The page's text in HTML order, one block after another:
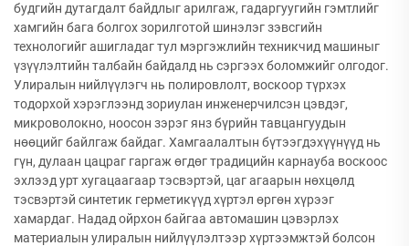
будгийн дутагдалт байдлыг арилгаж, гадаргуугийн гэмтлийг
хамгийн бага болгох зорилготой шинэлэг зэвсгийн
технологийг ашигладаг тул мэргэжлийн техникчид машиныг
үзүүлэлтийн талбайн байдалд нь сэргээх боломжийг олгодог.
Улиралын нийлүүлэгч нь полировлолт, воскоор түрхэх
тодорхой хэрэглээнд зориулан инженерчилсэн цэвдэг,
микроволокно, ноосон зэрэг янз бүрийн тавцангуудын
нөөцийг байлгаж байдаг. Хамгаалалтын бүтээгдэхүүнүүд нь
гүн, дулаан цацраг гаргаж өгдөг традицийн карнауба воскоос
эхлээд урт хугацаагаар тэсвэртэй, цаг агаарын нөхцөлд
тэсвэртэй синтетик герметикүүд хүртэл өргөн хүрээг
хамардаг. Надад ойрхон байгаа автомашин цэвэрлэх
материалын улиралын нийлүүлэлтээр хүртээмжтэй болсон